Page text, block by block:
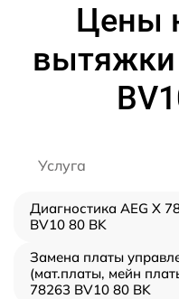
Цены
вытяжки
Услуга
Диагностика AEG X
BV10 80 BK
Замена платы
(мат.платы, мейн
78263 BV10 80 BK